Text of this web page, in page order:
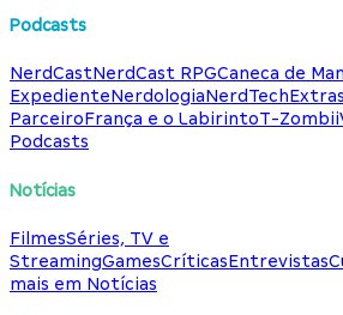
Podcasts
NerdCastNerdCast RPGCaneca de
ExpedienteNerdologiaNerdTechExtras
ParceiroFrança e o LabirintoT-Zombii
Podcasts
Notícias
FilmesSéries, TV e
StreamingGamesCríticasEntrevistas
mais em Notícias